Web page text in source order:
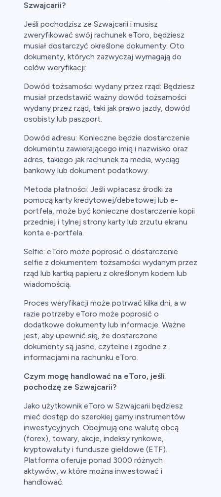
Szwajcarii?
Jeśli pochodzisz ze Szwajcarii i musisz
zweryfikować swój rachunek eToro, będziesz
musiał dostarczyć określone dokumenty. Oto
dokumenty, których zazwyczaj wymagają do
celów weryfikacji:
Dowód tożsamości wydany przez rząd: Będziesz
musiał przedstawić ważny dowód tożsamości
wydany przez rząd, taki jak prawo jazdy, dowód
osobisty lub paszport.
Dowód adresu: Konieczne będzie dostarczenie
dokumentu zawierającego imię i nazwisko oraz
adres, takiego jak rachunek za media, wyciąg
bankowy lub dokument podatkowy.
Metoda płatności: Jeśli wpłacasz środki za
pomocą karty kredytowej/debetowej lub e-
portfela, może być konieczne dostarczenie kopii
przedniej i tylnej strony karty lub zrzutu ekranu
konta e-portfela.
Selfie: eToro może poprosić o dostarczenie
selfie z dokumentem tożsamości wydanym przez
rząd lub kartką papieru z określonym kodem lub
wiadomością.
Proces weryfikacji może potrwać kilka dni, a w
razie potrzeby eToro może poprosić o
dodatkowe dokumenty lub informacje. Ważne
jest, aby upewnić się, że dostarczone
dokumenty są jasne, czytelne i zgodne z
informacjami na rachunku eToro.
Czym mogę handlować na eToro, jeśli
pochodzę ze Szwajcarii?
Jako użytkownik eToro w Szwajcarii będziesz
mieć dostęp do szerokiej gamy instrumentów
inwestycyjnych. Obejmują one walutę obcą
(forex), towary, akcje, indeksy rynkowe,
kryptowaluty i fundusze giełdowe (ETF).
Platforma oferuje ponad 3000 różnych
aktywów, w które można inwestować i
handlować.